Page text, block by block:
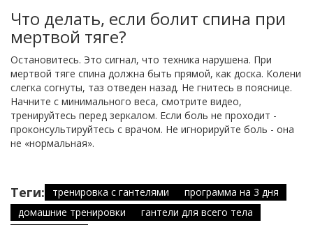
Что делать, если болит спина при
мертвой тяге?
Остановитесь. Это сигнал, что техника нарушена. При
мертвой тяге спина должна быть прямой, как доска. Колени
слегка согнуты, таз отведен назад. Не гнитесь в пояснице.
Начните с минимального веса, смотрите видео,
тренируйтесь перед зеркалом. Если боль не проходит -
проконсультируйтесь с врачом. Не игнорируйте боль - она
не «нормальная».
Теги: тренировка с гантелями
программа на 3 дня
домашние тренировки
гантели для всего тела